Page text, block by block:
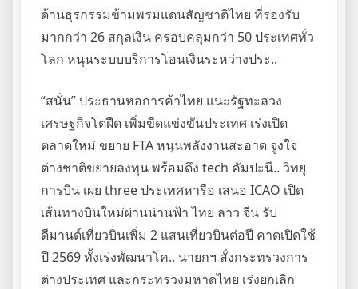
ด้านธุรกรรมข้ามพรมแดนสัญชาติไทย ที่รองรับ
มากกว่า 26 สกุลเงิน ครอบคลุมกว่า 50 ประเทศทั่ว
โลก หนุนระบบบริการโอนเงินระหว่างประ..
“สนั่น” ประธานหอการค้าไทย แนะรัฐทะลวง
เศรษฐกิจโตฝืด เพิ่มขีดแข่งขันประเทศ เร่งเปิด
ตลาดใหม่ ขยาย FTA หนุนพลังงานสะอาด จูงใจ
ต่างชาติขยายลงทุน พร้อมดึง tech คัมปะนี.. วิทยุ
การบิน เผย three ประเทศหารือ เสนอ ICAO เปิด
เส้นทางบินใหม่ผ่านน่านฟ้า ไทย ลาว จีน รับ
ดีมานด์เที่ยวบินเพิ่ม 2 แสนเที่ยวบินต่อปี คาดเปิดใช้
ปี 2569 ทั้งเร่งพัฒนาโค.. นายกฯ สั่งกระทรวงการ
ต่างประเทศ และกระทรวงมหาดไทย เร่งยกเลิก